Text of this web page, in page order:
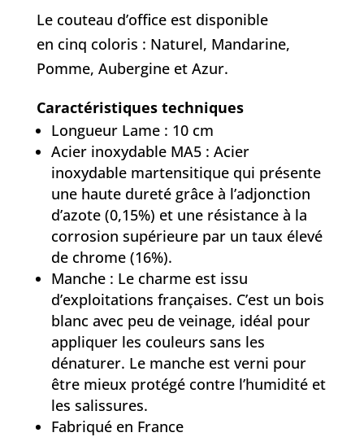
Le couteau d’office est disponible
en cinq coloris : Naturel, Mandarine,
Pomme, Aubergine et Azur.
Caractéristiques techniques
Longueur Lame : 10 cm
Acier inoxydable MA5 : Acier
inoxydable martensitique qui présente
une haute dureté grâce à l’adjonction
d’azote (0,15%) et une résistance à la
corrosion supérieure par un taux élevé
de chrome (16%).
Manche : Le charme est issu
d’exploitations françaises. C’est un bois
blanc avec peu de veinage, idéal pour
appliquer les couleurs sans les
dénaturer. Le manche est verni pour
être mieux protégé contre l’humidité et
les salissures.
Fabriqué en France